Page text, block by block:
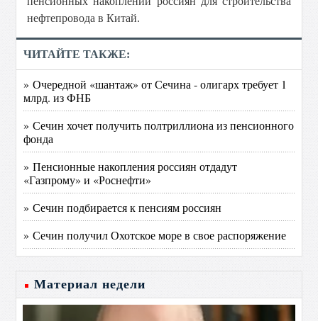
нефтепровода в Китай.
ЧИТАЙТЕ ТАКЖЕ:
» Очередной «шантаж» от Сечина - олигарх требует 1
млрд. из ФНБ
» Сечин хочет получить полтриллиона из пенсионного
фонда
» Пенсионные накопления россиян отдадут
«Газпрому» и «Роснефти»
» Сечин подбирается к пенсиям россиян
» Сечин получил Охотское море в свое распоряжение
Материал недели